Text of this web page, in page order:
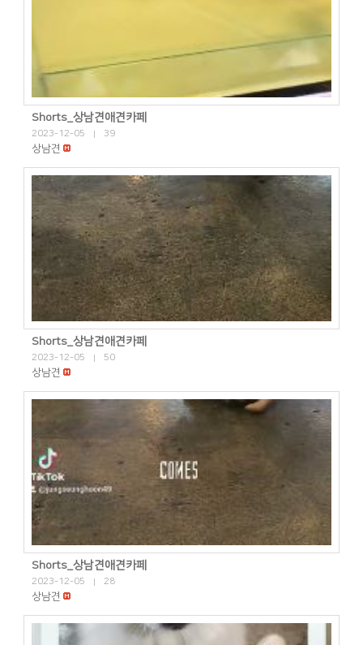
Shorts_상남견애견카페
2023-12-05 | 39
상남견
Shorts_상남견애견카페
2023-12-05 | 50
상남견
Shorts_상남견애견카페
2023-12-05 | 28
상남견